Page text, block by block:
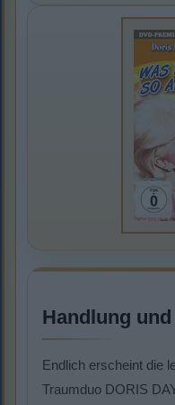
Handlung
Endlich erscheint die
Traumduo DORIS